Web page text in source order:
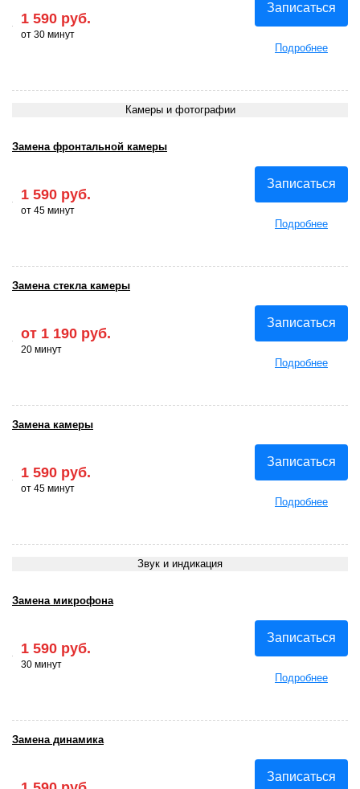
1 590 руб.
от 30 минут
Записаться
Подробнее
Камеры и фотографии
1 590 руб.
от 45 минут
Записаться
Подробнее
Замена фронтальной камеры
от 1 190 руб.
20 минут
Записаться
Подробнее
Замена стекла камеры
1 590 руб.
от 45 минут
Записаться
Подробнее
Замена камеры
Звук и индикация
1 590 руб.
30 минут
Записаться
Подробнее
Замена микрофона
Записаться
Замена динамика